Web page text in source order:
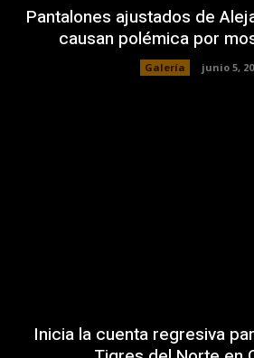
Pantalones ajustados de
causan polémica por
Galería junio 5,
Inicia la cuenta regresiva